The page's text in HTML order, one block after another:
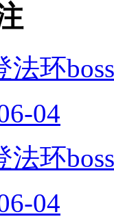
法环
04
法环
04